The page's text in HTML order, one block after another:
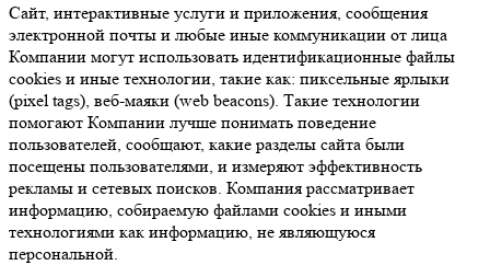
Сайт, интерактивные услуги и приложения, сообщения
электронной почты и любые иные коммуникации от лица
Компании могут использовать идентификационные файлы
cookies и иные технологии, такие как: пиксельные ярлыки
(pixel tags), веб-маяки (web beacons). Такие технологии
помогают Компании лучше понимать поведение
пользователей, сообщают, какие разделы сайта были
посещены пользователями, и измеряют эффективность
рекламы и сетевых поисков. Компания рассматривает
информацию, собираемую файлами cookies и иными
технологиями как информацию, не являющуюся
персональной.